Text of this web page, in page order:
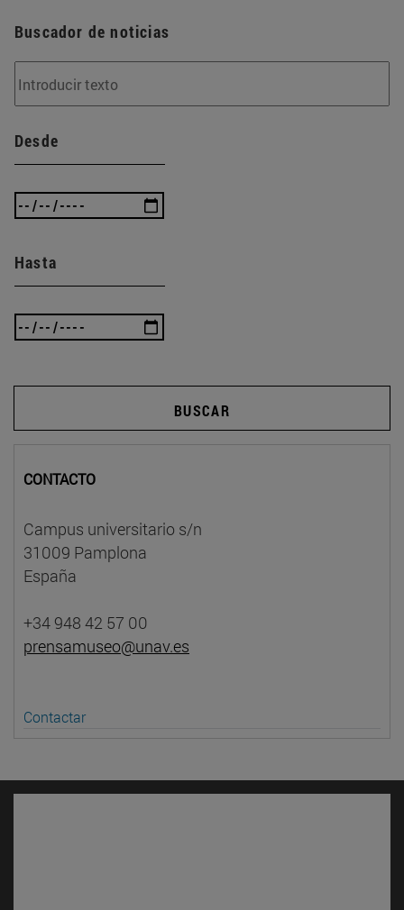
Buscador de noticias
Desde
Hasta
BUSCAR
CONTACTO
Campus universitario s/n
31009 Pamplona
España
+34 948 42 57 00
prensamuseo@unav.es
Contactar